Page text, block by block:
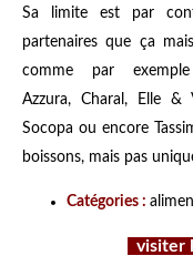
Sa limite est par
partenaires que ça
comme par
Azzura, Charal, Elle &
Socopa ou encore
boissons, mais pas
Catégories :
visiter